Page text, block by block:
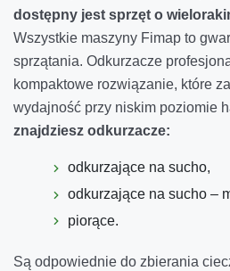
dostępny jest sprzęt o
Wszystkie maszyny Fimap to
sprzątania. Odkurzacze
kompaktowe rozwiązanie, które
wydajność przy niskim poziomie
znajdziesz odkurzacze:
odkurzające na sucho,
odkurzające na sucho –
piorące.
Są odpowiednie do zbierania